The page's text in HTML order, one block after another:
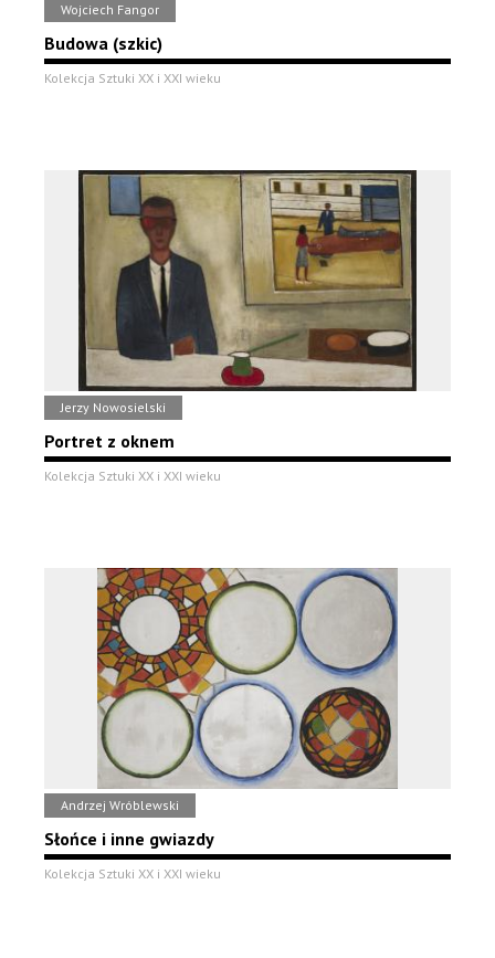
Wojciech Fangor
Budowa (szkic)
Kolekcja Sztuki XX i XXI wieku
Jerzy Nowosielski
Portret z oknem
Kolekcja Sztuki XX i XXI wieku
Andrzej Wróblewski
Słońce i inne gwiazdy
Kolekcja Sztuki XX i XXI wieku